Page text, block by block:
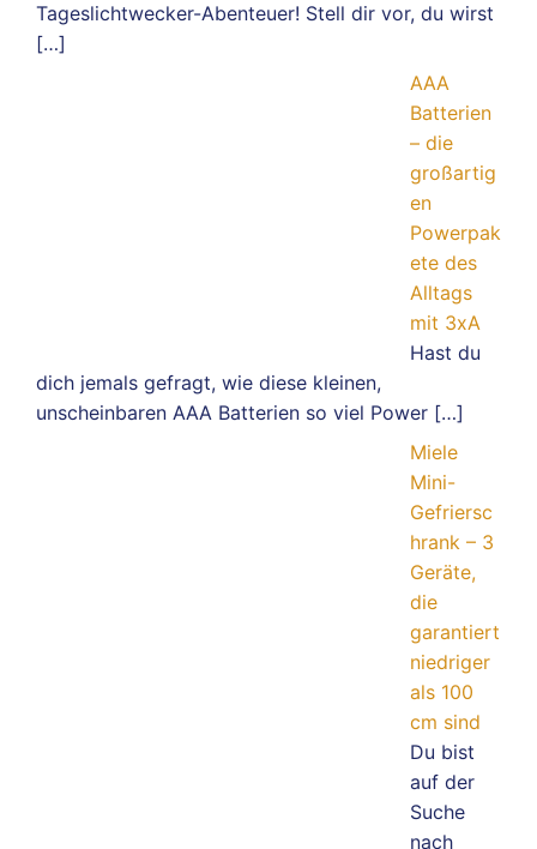
Tageslichtwecker-Abenteuer! Stell dir vor, du wirst
[…]
AAA
Batterien
– die
großartig
en
Powerpak
ete des
Alltags
mit 3xA
Hast du
dich jemals gefragt, wie diese kleinen,
unscheinbaren AAA Batterien so viel Power […]
Miele
Mini-
Gefriersc
hrank – 3
Geräte,
die
garantiert
niedriger
als 100
cm sind
Du bist
auf der
Suche
nach